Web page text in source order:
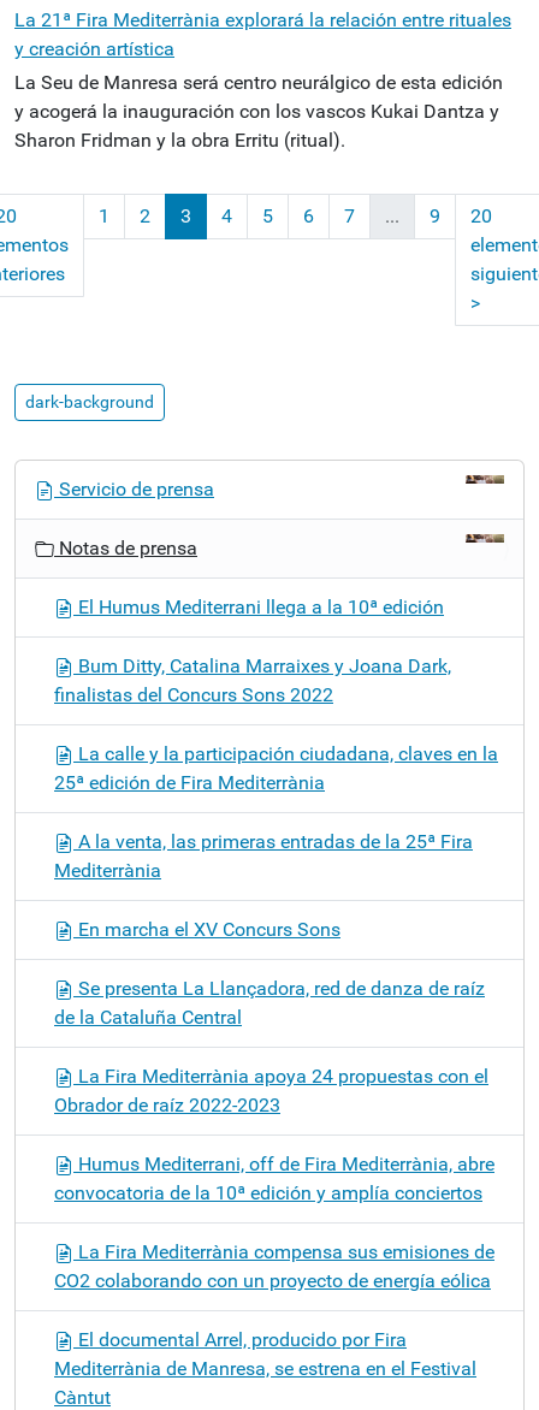
La 21ª Fira Mediterrània explorará la relación entre rituales
y creación artística
La Seu de Manresa será centro neurálgico de esta edición
y acogerá la inauguración con los vascos Kukai Dantza y
Sharon Fridman y la obra Erritu (ritual).
1 2
3
4 5 6 7 ... 9
20
>
dark-background
n
Servicio de prensa
Notas de prensa
El Humus Mediterrani llega a la 10ª edición
Bum Ditty, Catalina Marraixes y Joana Dark,
finalistas del Concurs Sons 2022
La calle y la participación ciudadana, claves en la
25ª edición de Fira Mediterrània
A la venta, las primeras entradas de la 25ª Fira
Mediterrània
En marcha el XV Concurs Sons
Se presenta La Llançadora, red de danza de raíz
de la Cataluña Central
La Fira Mediterrània apoya 24 propuestas con el
Obrador de raíz 2022-2023
Humus Mediterrani, off de Fira Mediterrània, abre
convocatoria de la 10ª edición y amplía conciertos
La Fira Mediterrània compensa sus emisiones de
CO2 colaborando con un proyecto de energía eólica
El documental Arrel, producido por Fira
Mediterrània de Manresa, se estrena en el Festival
Càntut